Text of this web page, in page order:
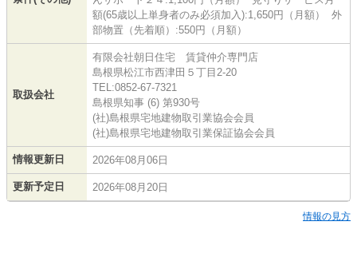
額(65歳以上単身者のみ必須加入):1,650円（月額） 外
部物置（先着順）:550円（月額）
取扱会社
有限会社朝日住宅 賃貸仲介専門店
島根県松江市西津田５丁目2-20
TEL:0852-67-7321
島根県知事 (6) 第930号
(社)島根県宅地建物取引業協会会員
(社)島根県宅地建物取引業保証協会会員
情報更新日 2026年08月06日
更新予定日 2026年08月20日
情報の見方